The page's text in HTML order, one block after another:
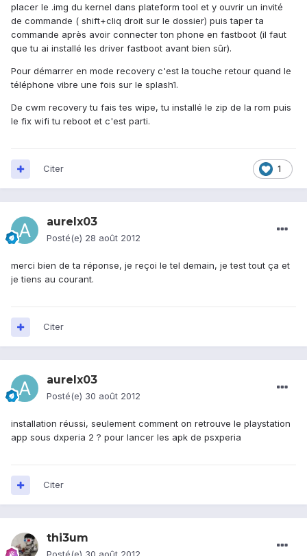
placer le .img du kernel dans plateform tool et y ouvrir un invité
de commande ( shift+cliq droit sur le dossier) puis taper ta
commande après avoir connecter ton phone en fastboot (il faut
que tu ai installé les driver fastboot avant bien sûr).
Pour démarrer en mode recovery c'est la touche retour quand le
téléphone vibre une fois sur le splash1.
De cwm recovery tu fais tes wipe, tu installé le zip de la rom puis
le fix wifi tu reboot et c'est parti.
1
Citer
aurelx03
Posté(e) 28 août 2012
merci bien de ta réponse, je reçoi le tel demain, je test tout ça et
je tiens au courant.
Citer
aurelx03
Posté(e) 30 août 2012
installation réussi, seulement comment on retrouve le playstation
app sous dxperia 2 ? pour lancer les apk de psxperia
Citer
thi3um